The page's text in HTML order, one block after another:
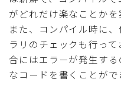
がどれだけ楽なことかを
また、コンパイル時に
ラリのチェックも行っ
合にはエラーが発生す
なコードを書くことがで